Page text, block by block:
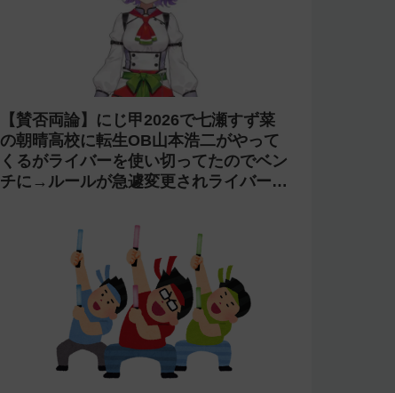
【賛否両論】にじ甲2026で七瀬すず菜
の朝晴高校に転生OB山本浩二がやって
くるがライバーを使い切ってたのでベン
チに→ルールが急遽変更されライバーの